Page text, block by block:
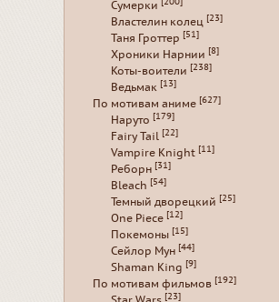
Сумерки
Властелин колец [23]
Таня Гроттер [51]
Хроники Нарнии [8]
Коты-воители [238]
Ведьмак [13]
По мотивам аниме [627]
Наруто [179]
Fairy Tail [22]
Vampire Knight [11]
Реборн [31]
Bleach [54]
Темный дворецкий [25]
One Piece [12]
Покемоны [15]
Сейлор Мун [44]
Shaman King [9]
По мотивам фильмов [192]
[23]